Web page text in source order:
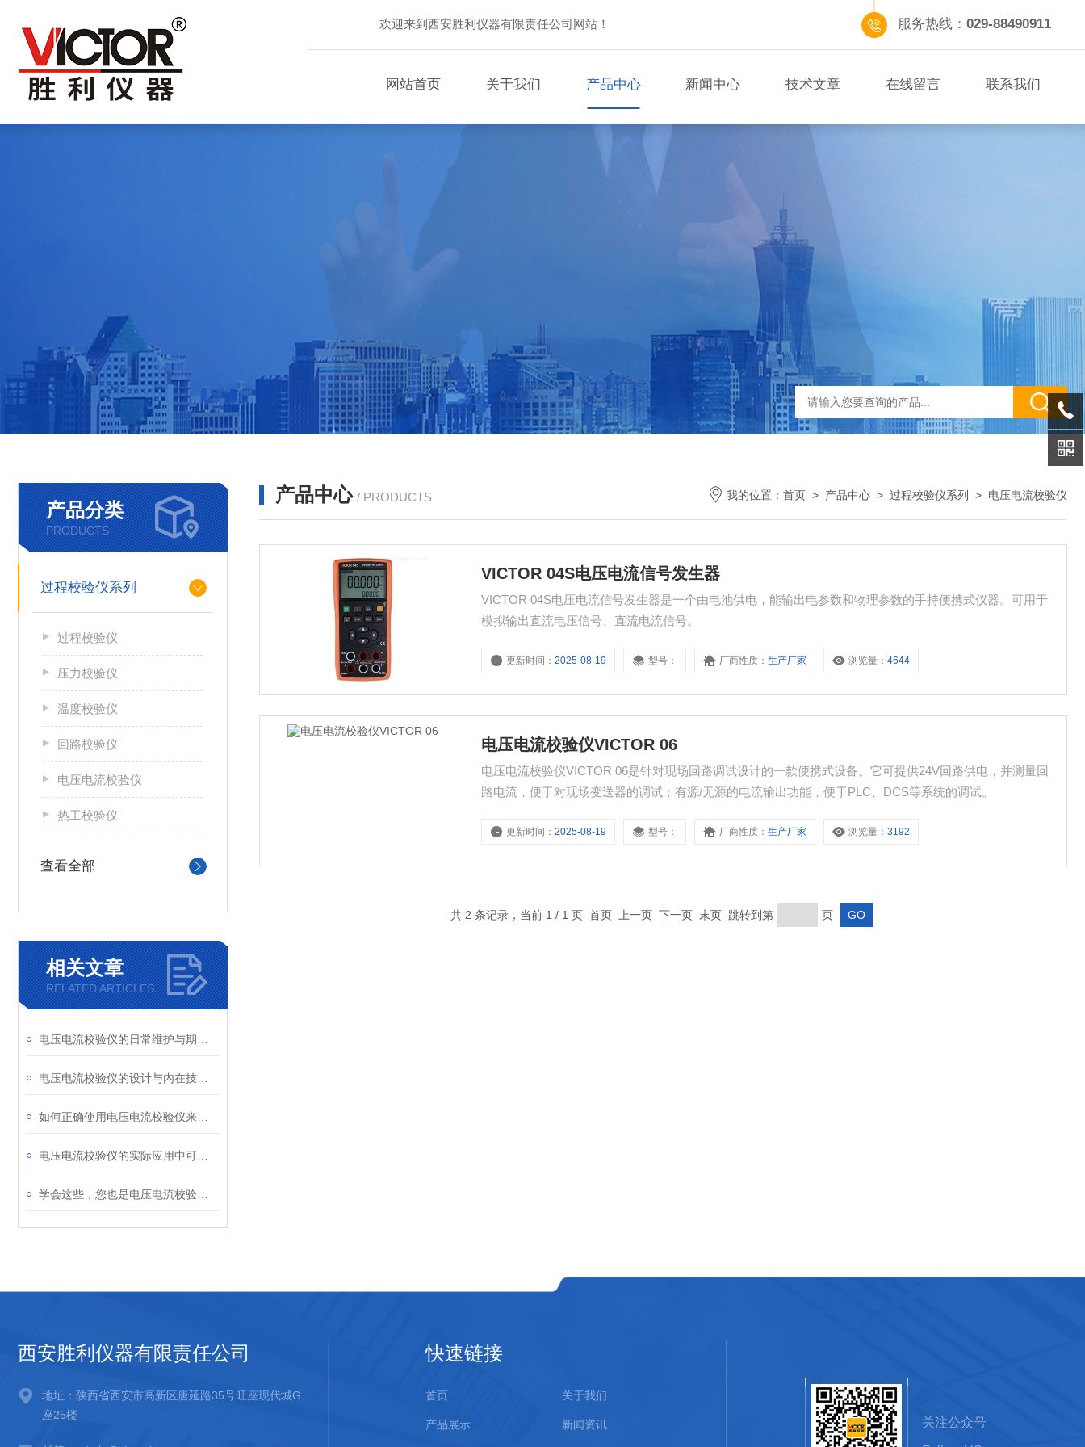
欢迎来到西安胜利仪器有限责任公司网站！ 服务热线： 029-88490911
网站首页 关于我们 产品中心 新闻中心 技术文章 在线留言 联系我们
产品分类
PRODUCTS
过程校验仪系列
过程校验仪
压力校验仪
温度校验仪
回路校验仪
电压电流校验仪
热工校验仪
查看全部
相关文章
RELATED ARTICLES
产品中心 / PRODUCTS 我的位置： 首页 > 产品中心 > 过程校验仪系列 > 电压电流校验仪
VICTOR 04S电压电流信号发生器
VICTOR 04S电压电流信号发生器是一个由电池供电，能输出电参数和物理参数的手持便携式仪器。可用于
模拟输出直流电压信号、直流电流信号。
更新时间：2025-08-19 型号： 厂商性质：生产厂家 浏览量：4644
电压电流校验仪VICTOR 06
电压电流校验仪VICTOR 06是针对现场回路调试设计的一款便携式设备。它可提供24V回路供电，并测量回
路电流，便于对现场变送器的调试；有源/无源的电流输出功能，便于PLC、DCS等系统的调试。
更新时间：2025-08-19 型号： 厂商性质：生产厂家 浏览量：3192
共 2 条记录，当前 1 / 1 页 首页 上一页 下一页 末页 跳转到第 页
西安胜利仪器有限责任公司
地址：陕西省西安市高新区唐延路35号旺座现代城G
座25楼
快速链接
首页 关于我们
产品展示 新闻资讯 关注公众号